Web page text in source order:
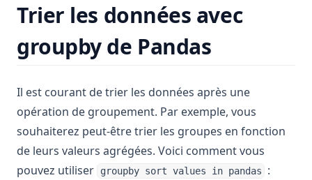
Trier les données avec
groupby de Pandas
Il est courant de trier les données après une
opération de groupement. Par exemple, vous
souhaiterez peut-être trier les groupes en fonction
de leurs valeurs agrégées. Voici comment vous
pouvez utiliser
groupby sort values in pandas :